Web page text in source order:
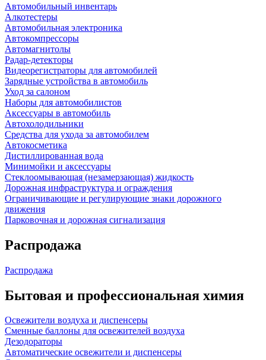
Автомобильный инвентарь
Алкотестеры
Автомобильная электроника
Автокомпрессоры
Автомагнитолы
Радар-детекторы
Видеорегистраторы для автомобилей
Зарядные устройства в автомобиль
Уход за салоном
Наборы для автомобилистов
Аксессуары в автомобиль
Автохолодильники
Средства для ухода за автомобилем
Автокосметика
Дистиллированная вода
Минимойки и аксессуары
Стеклоомывающая (незамерзающая) жидкость
Дорожная инфраструктура и ограждения
Ограничивающие и регулирующие знаки дорожного
движения
Парковочная и дорожная сигнализация
Распродажа
Распродажа
Бытовая и профессиональная химия
Освежители воздуха и диспенсеры
Сменные баллоны для освежителей воздуха
Дезодораторы
Автоматические освежители и диспенсеры